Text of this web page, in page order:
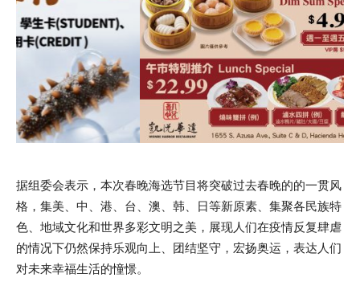
据组委会表示，本次春晚海选节目将突破过去春晚的的一贯风
格，集美、中、港、台、澳、韩、日等新原素、集聚各民族特
色、地域文化和世界多彩文明之美，展现人们在疫情反复肆虐
的情况下仍然保持乐观向上、团结坚守，宏扬奥运，表达人们
对未来幸福生活的憧憬。